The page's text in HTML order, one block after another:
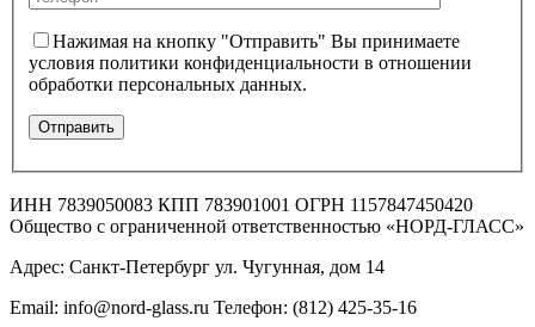
Нажимая на кнопку "Отправить" Вы принимаете
условия политики конфиденциальности в отношении
обработки персональных данных.
ИНН 7839050083 КПП 783901001 ОГРН 1157847450420
Общество с ограниченной ответственностью «НОРД-ГЛАСС»
Адрес: Санкт-Петербург ул. Чугунная, дом 14
Email: info@nord-glass.ru Телефон: (812) 425-35-16